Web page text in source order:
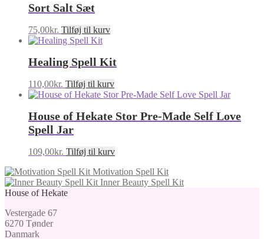
Sort Salt Sæt
75,00kr. Tilføj til kurv
Healing Spell Kit
110,00kr. Tilføj til kurv
House of Hekate Stor Pre-Made Self Love
Spell Jar
109,00kr. Tilføj til kurv
Motivation Spell Kit
Inner Beauty Spell Kit
House of Hekate
Vestergade 67
6270 Tønder
Danmark